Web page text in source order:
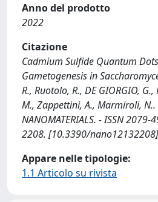
Anno del prodotto
2022
Citazione
Cadmium Sulfide Quantum
Gametogenesis in
R., Ruotolo, R., DE GIORGIO,
M., Zappettini, A., Marmiroli, N..
NANOMATERIALS. - ISSN
2208. [10.3390/nano12132208]
Appare nelle tipologie:
1.1 Articolo su rivista